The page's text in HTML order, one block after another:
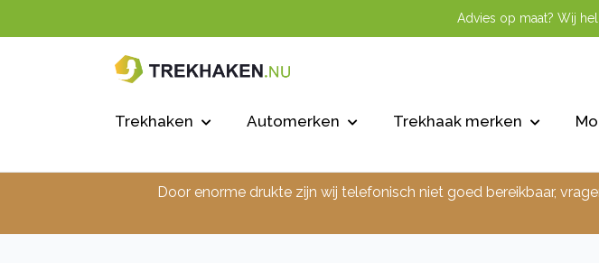
Advies op maat? Wij
Trekhaken Automerken Trekhaak merken
Door enorme drukte zijn wij telefonisch niet goed bereikbaar,